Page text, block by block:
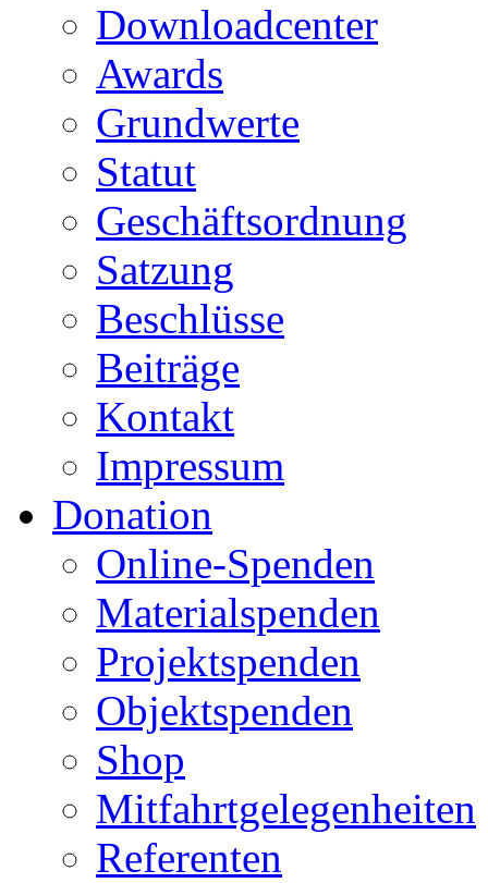
Downloadcenter
Awards
Grundwerte
Statut
Geschäftsordnung
Satzung
Beschlüsse
Beiträge
Kontakt
Impressum
Donation
Online-Spenden
Materialspenden
Projektspenden
Objektspenden
Shop
Mitfahrtgelegenheiten
Referenten